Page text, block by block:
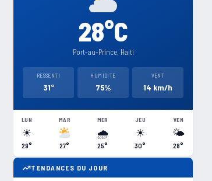
28°C
Port-au-Prince, Haiti
RESSENTI
31°
HUMIDITE
75%
VENT
14 km/h
LUN
☀
29°
MAR
27°
MER
🌧
25°
JEU
☀
30°
VEN
🌤
28°
TENDANCES DU JOUR